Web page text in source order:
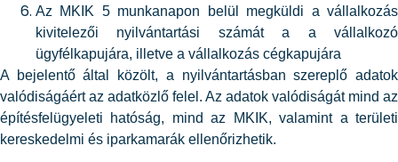
Az MKIK 5 munkanapon belül megküldi a vállalkozás
kivitelezői nyilvántartási számát a a vállalkozó
ügyfélkapujára, illetve a vállalkozás cégkapujára
A bejelentő által közölt, a nyilvántartásban szereplő adatok
valódiságáért az adatközlő felel. Az adatok valódiságát mind az
építésfelügyeleti hatóság, mind az MKIK, valamint a területi
kereskedelmi és iparkamarák ellenőrizhetik.